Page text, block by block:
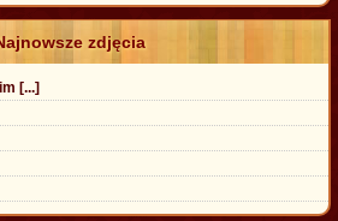
zdjęcia
[...]